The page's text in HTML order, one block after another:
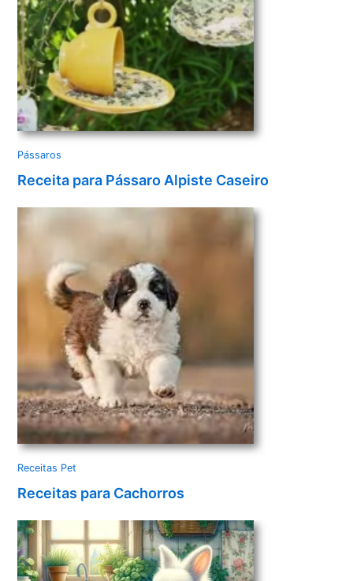
Pássaros
Receita para Pássaro Alpiste Caseiro
Receitas Pet
Receitas para Cachorros